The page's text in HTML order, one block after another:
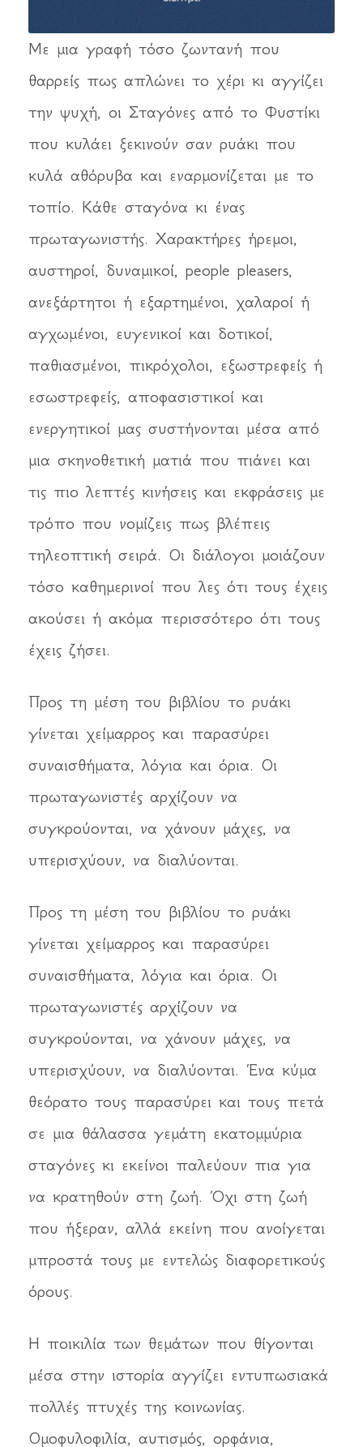
Με μια γραφή τόσο ζωντανή που
θαρρείς πως απλώνει το χέρι κι αγγίζει
την ψυχή, οι Σταγόνες από το Φυστίκι
που κυλάει ξεκινούν σαν ρυάκι που
κυλά αθόρυβα και εναρμονίζεται με το
τοπίο. Κάθε σταγόνα κι ένας
πρωταγωνιστής. Χαρακτήρες ήρεμοι,
αυστηροί, δυναμικοί, people pleasers,
ανεξάρτητοι ή εξαρτημένοι, χαλαροί ή
αγχωμένοι, ευγενικοί και δοτικοί,
παθιασμένοι, πικρόχολοι, εξωστρεφείς ή
εσωστρεφείς, αποφασιστικοί και
ενεργητικοί μας συστήνονται μέσα από
μια σκηνοθετική ματιά που πιάνει και
τις πιο λεπτές κινήσεις και εκφράσεις με
τρόπο που νομίζεις πως βλέπεις
τηλεοπτική σειρά. Οι διάλογοι μοιάζουν
τόσο καθημερινοί που λες ότι τους έχεις
ακούσει ή ακόμα περισσότερο ότι τους
έχεις ζήσει.
Προς τη μέση του βιβλίου το ρυάκι
γίνεται χείμαρρος και παρασύρει
συναισθήματα, λόγια και όρια. Οι
πρωταγωνιστές αρχίζουν να
συγκρούονται, να χάνουν μάχες, να
υπερισχύουν, να διαλύονται.
Προς τη μέση του βιβλίου το ρυάκι
γίνεται χείμαρρος και παρασύρει
συναισθήματα, λόγια και όρια. Οι
πρωταγωνιστές αρχίζουν να
συγκρούονται, να χάνουν μάχες, να
υπερισχύουν, να διαλύονται. Ένα κύμα
θεόρατο τους παρασύρει και τους πετά
σε μια θάλασσα γεμάτη εκατομμύρια
σταγόνες κι εκείνοι παλεύουν πια για
να κρατηθούν στη ζωή. Όχι στη ζωή
που ήξεραν, αλλά εκείνη που ανοίγεται
μπροστά τους με εντελώς διαφορετικούς
όρους.
Η ποικιλία των θεμάτων που θίγονται
μέσα στην ιστορία αγγίζει εντυπωσιακά
πολλές πτυχές της κοινωνίας.
Ομοφυλοφιλία, αυτισμός, ορφάνια,